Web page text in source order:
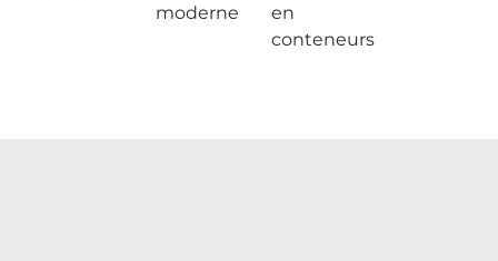
moderne
en
conteneurs